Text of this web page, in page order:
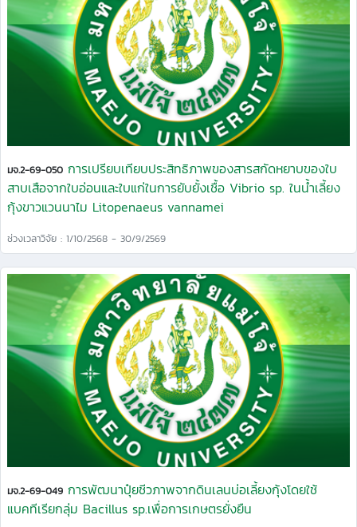
มจ.2-69-050 การเปรียบเทียบประสิทธิภาพของสารสกัดหยาบของใบ
สาบเสือจากใบอ่อนและใบแก่ในการยับยั้งเชื้อ Vibrio sp. ในน้ำเลี้ยง
กุ้งขาวแวนนาไม Litopenaeus vannamei
ช่วงเวลาวิจัย : 1/10/2568 - 30/9/2569
มจ.2-69-049 การพัฒนาปุ๋ยชีวภาพจากดินเลนบ่อเลี้ยงกุ้งโดยใช้
แบคทีเรียกลุ่ม Bacillus sp.เพื่อการเกษตรยั่งยืน